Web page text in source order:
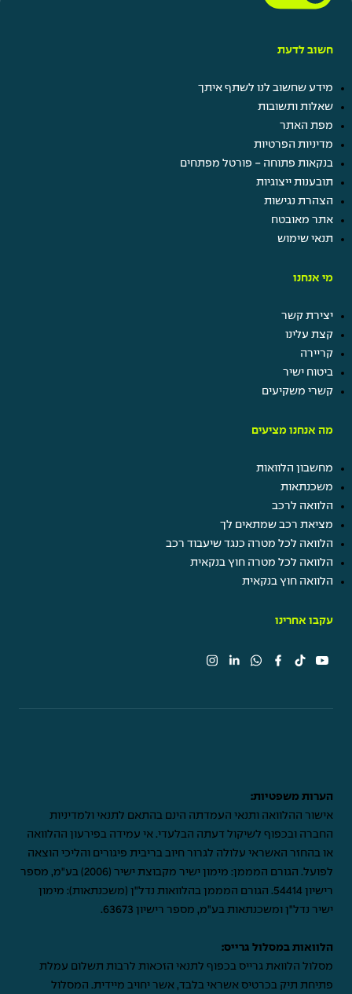
מתנות בחגים
מתנות בימי הולדת
תוספת ימי חופשה באירועים
משפחתיים
חופש ביום הולדת
חברות במועדוני לקוחות
ערבי גיבוש ומסיבות
הטבות בביטוח ישיר
חשוב לדעת
מידע שחשוב לנו לשתף איתך
שאלות ותשובות
מפת האתר
מדיניות הפרטיות
בנקאות פתוחה - פורטל מפתחים
תובענות ייצוגיות
הצהרת נגישות
אתר מאובטח
תנאי שימוש
מי אנחנו
יצירת קשר
קצת עלינו
קריירה
ביטוח ישיר
קשרי משקיעים
מה אנחנו מציעים
מחשבון הלוואות
משכנתאות
הלוואה לרכב
מציאת רכב שמתאים לך
הלוואה לכל מטרה כנגד שיעבוד רכב
הלוואה לכל מטרה חוץ בנקאית
הלוואה חוץ בנקאית
עקבו אחרינו
הערות משפטיות:
אישור ההלוואה ותנאי העמדתה הינם בהתאם לתנאי ולמדיניות
החברה ובכפוף לשיקול דעתה הבלעדי. אי עמידה בפירעון ההלוואה
או בהחזר האשראי עלולה לגרור חיוב בריבית פיגורים והליכי הוצאה
לפועל. הגורם המממן: מימון ישיר מקבוצת ישיר (2006) בע"מ, מספר
רישיון 54414. הגורם המממן בהלוואות נדל"ן (משכנתאות): מימון
ישיר נדל"ן ומשכנתאות בע"מ, מספר רישיון 63673.
הלוואות במסלול גרייס:
מסלול הלוואת גרייס בכפוף לתנאי הזכאות לרבות תשלום עמלת
פתיחת תיק בכרטיס אשראי בלבד, אשר יחויב מיידית. המסלול